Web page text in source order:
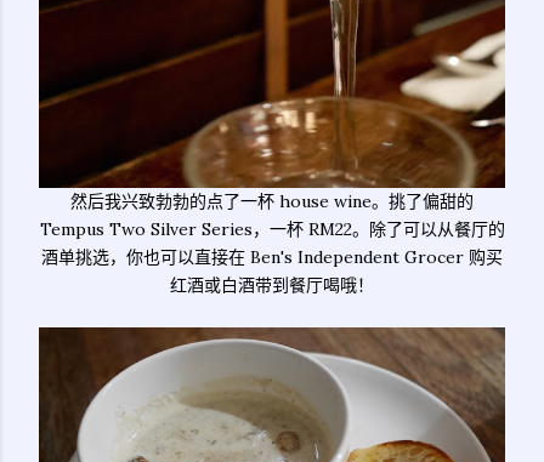
然后我兴致勃勃的点了一杯 house wine。挑了偏甜的
Tempus Two Silver Series，一杯 RM22。除了可以从餐厅的
酒单挑选，你也可以直接在 Ben's Independent Grocer 购买
红酒或白酒带到餐厅喝哦！